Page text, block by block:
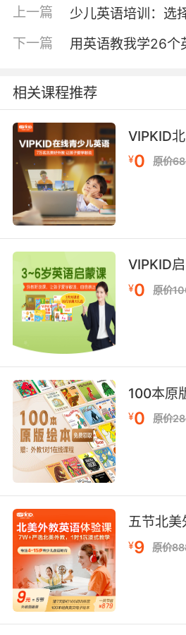
如果想要让英语成绩有一个
计划分为很多种，期中：学
的五种计划。在制定英语学
几个方面：
1、计划要把时间充分利用起
自习课临时停电、学校突然
为生病没来上课等等，一
况，我们的做好的计划被
时就要灵活处理把时间充分
可以听听力；临时举行活动
纸条背单词；老师没来上课
拟题，总之，计划灵活多变
2、计划要有切实可行的目标
无论是学期计划还是日计
性”，比如：本学期英语成
个单词，这是每天学习目标
标的时候，不切实际，仅凭
标过高或者过低，造成了学
要么太轻松，所以，计划要
才是合理的计划。
上述内容介绍了如何提高英
相信大家看过之后成绩一定
学习的过程中，我们需要根
和接受能力来决定适合的学
效的提高英语成绩。
上一篇 少儿英语培训：选
下一篇 用英语教我学26个
相关课程推荐
VIPKID
¥0 原价
VIPKID
¥0 原价
100本原
¥0 原价
五节北
¥9 原价